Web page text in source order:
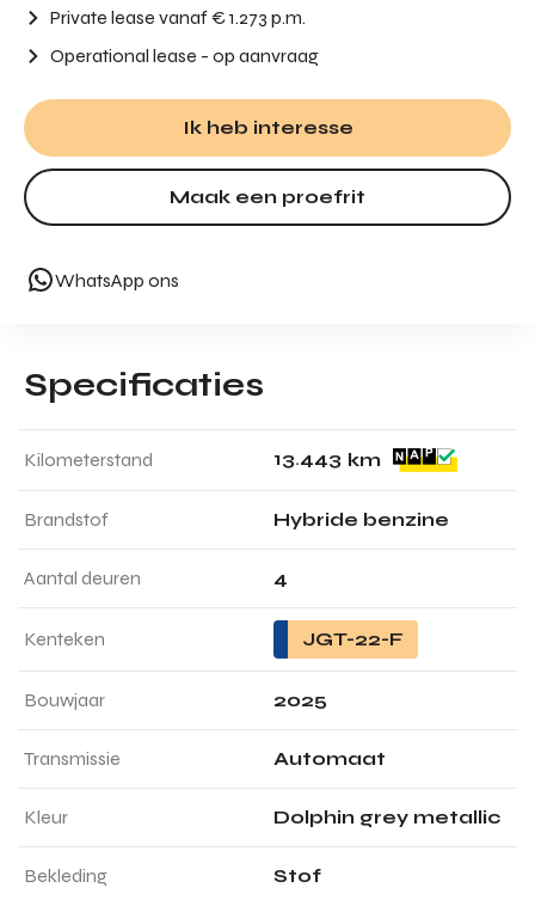
Private lease vanaf € 1.273 p.m.
Operational lease - op aanvraag
Ik heb interesse
Maak een proefrit
WhatsApp ons
Specificaties
Kilometerstand 13.443 km
Brandstof Hybride benzine
Aantal deuren 4
Kenteken JGT-22-F
Bouwjaar 2025
Transmissie Automaat
Kleur Dolphin grey metallic
Bekleding Stof